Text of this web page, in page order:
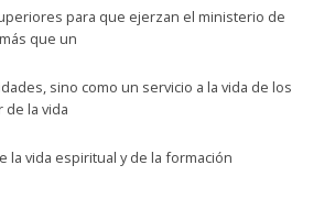
para que ejerzan el ministerio de
que un
sino como un servicio a la vida de los
la vida
la vida espiritual y de la formación